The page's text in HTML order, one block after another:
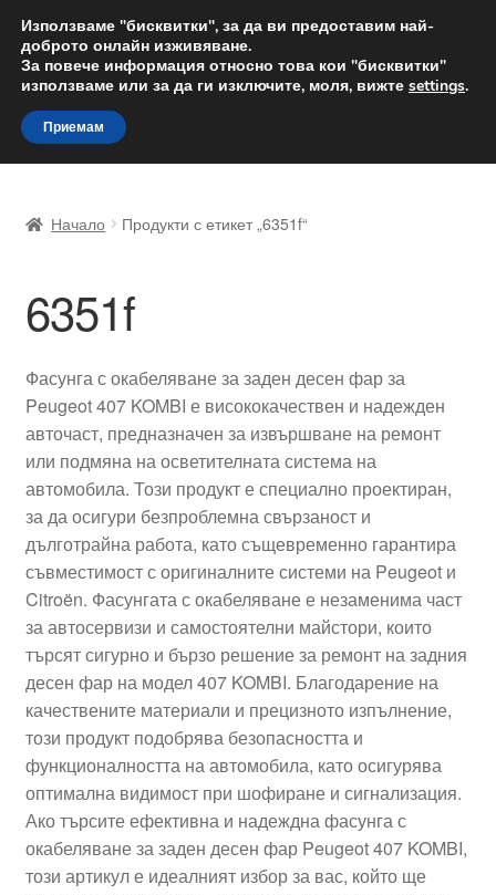
ДОСТАВКА от 12 лв.
Доставка по целия свят
Skip
to
navigation
Skip
to
content
Доставка по целия свят
Жалби
Количка
Контакт
Моята сметка
Плащанията
Политика за поверителност
Правила и условия
Процедура за рекламации
Разгледайте
Транспорт
Начало Продукти с етикет „6351f“
6351f
Фасунга с окабеляване за заден десен фар за
Peugeot 407 KOMBI е висококачествен и надежден
авточаст, предназначен за извършване на ремонт
или подмяна на осветителната система на
автомобила. Този продукт е специално проектиран,
за да осигури безпроблемна свързаност и
дълготрайна работа, като същевременно гарантира
съвместимост с оригиналните системи на Peugeot и
Citroën. Фасунгата с окабеляване е незаменима част
за автосервизи и самостоятелни майстори, които
търсят сигурно и бързо решение за ремонт на задния
десен фар на модел 407 KOMBI. Благодарение на
качествените материали и прецизното изпълнение,
този продукт подобрява безопасността и
функционалността на автомобила, като осигурява
оптимална видимост при шофиране и сигнализация.
Ако търсите ефективна и надеждна фасунга с
окабеляване за заден десен фар Peugeot 407 KOMBI,
този артикул е идеалният избор за вас, който ще
Използваме "бисквитки", за да ви предоставим най-
доброто онлайн изживяване.
За повече информация относно това кои "бисквитки"
използваме или за да ги изключите, моля, вижте settings.
Приемам